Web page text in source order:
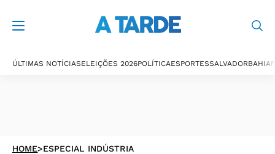
ÚLTIMAS NOTÍCIASELEIÇÕES 2026POLÍTICAESPORTESSALVADORBAHIA
HOME>ESPECIAL INDÚSTRIA